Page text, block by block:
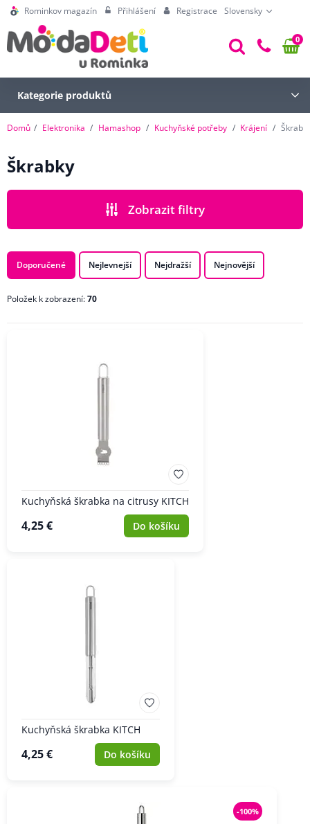
Rominkov magazín Přihlášení Registrace Slovensky
0
Kategorie produktů
Domů Elektronika Hamashop Kuchyňské potřeby Krájení
Škrabky
Zobrazit filtry
CENA
ZNAČKA
Doporučené Nejlevnejší Nejdražší Nejnovější
Položek k zobrazení:70
Kuchyňská škrabka na citrusy KITCH
4,25 € Do košíku
Kuchyňská škrabka KITCH
4,25 € Do košíku
-100%